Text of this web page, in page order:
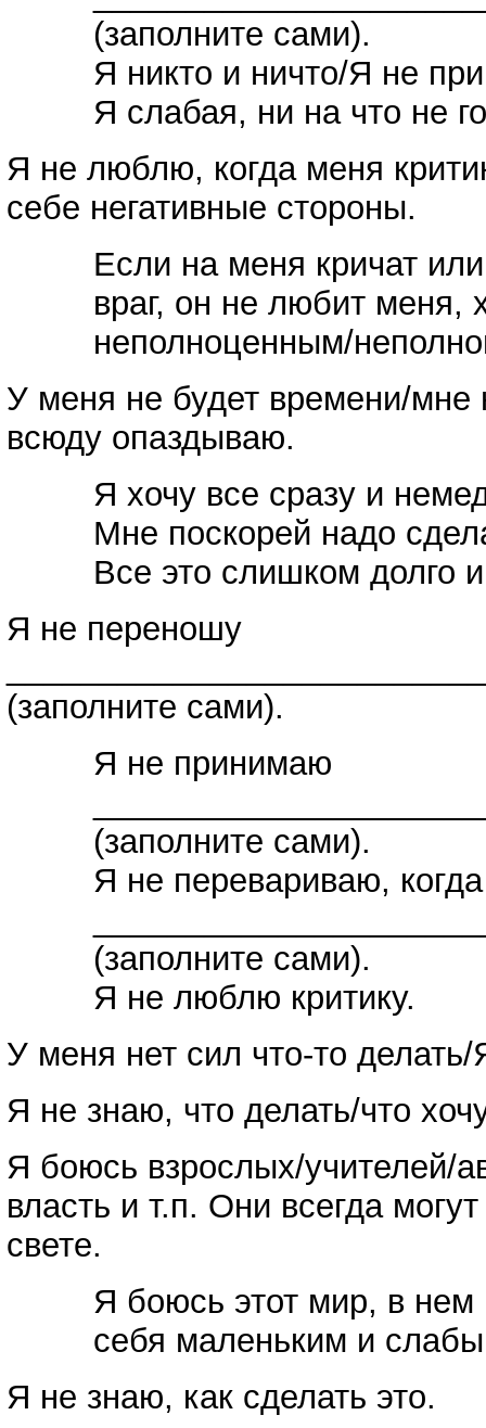
(заполните сами).
Я никто и ничто/Я не
Я слабая, ни на что не
Я не люблю, когда меня
себе негативные стороны.
Если на меня кричат
враг, он не любит меня,
неполноценным/
У меня не будет времени/мне
всюду опаздываю.
Я хочу все сразу и
Мне поскорей надо
Все это слишком долго
Я не переношу
(заполните сами).
Я не принимаю
(заполните сами).
Я не перевариваю, когда
(заполните сами).
Я не люблю критику.
У меня нет сил что-то
Я не знаю, что делать/что
Я боюсь взрослых/учителей/
власть и т.п. Они всегда
свете.
Я боюсь этот мир, в нем
себя маленьким и
Я не знаю, как сделать это.